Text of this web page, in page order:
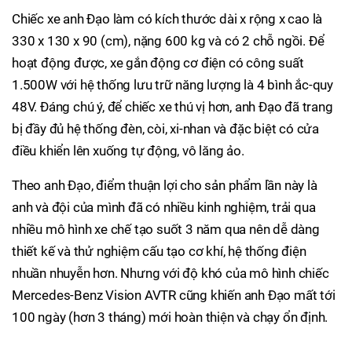
Chiếc xe anh Đạo làm có kích thước dài x rộng x cao là
330 x 130 x 90 (cm), nặng 600 kg và có 2 chỗ ngồi. Để
hoạt động được, xe gắn động cơ điện có công suất
1.500W với hệ thống lưu trữ năng lượng là 4 bình ắc-quy
48V. Đáng chú ý, để chiếc xe thú vị hơn, anh Đạo đã trang
bị đầy đủ hệ thống đèn, còi, xi-nhan và đặc biệt có cửa
điều khiển lên xuống tự động, vô lăng ảo.
Theo anh Đạo, điểm thuận lợi cho sản phẩm lần này là
anh và đội của mình đã có nhiều kinh nghiệm, trải qua
nhiều mô hình xe chế tạo suốt 3 năm qua nên dễ dàng
thiết kế và thử nghiệm cấu tạo cơ khí, hệ thống điện
nhuần nhuyễn hơn. Nhưng với độ khó của mô hình chiếc
Mercedes-Benz Vision AVTR cũng khiến anh Đạo mất tới
100 ngày (hơn 3 tháng) mới hoàn thiện và chạy ổn định.